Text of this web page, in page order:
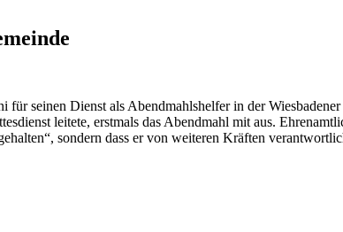
seinen Dienst als Abendmahlshelfer in der Wiesbadener
leitete, erstmals das Abendmahl mit aus.
sondern dass er von weiteren Kräften